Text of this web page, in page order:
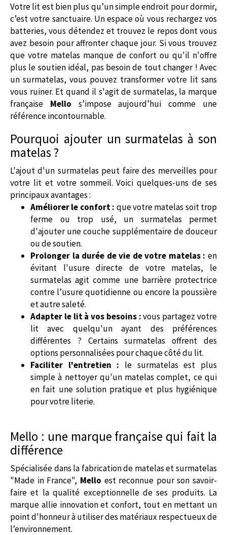
Votre lit est bien plus qu’un simple endroit pour dormir,
c’est votre sanctuaire. Un espace où vous rechargez vos
batteries, vous détendez et trouvez le repos dont vous
avez besoin pour affronter chaque jour. Si vous trouvez
que votre matelas manque de confort ou qu'il n'offre
plus le soutien idéal, pas besoin de tout changer ! Avec
un surmatelas, vous pouvez transformer votre lit sans
vous ruiner. Et quand il s'agit de surmatelas, la marque
française Mello s’impose aujourd’hui comme une
référence incontournable.
Pourquoi ajouter un surmatelas à son
matelas ?
L'ajout d'un surmatelas peut faire des merveilles pour
votre lit et votre sommeil. Voici quelques-uns de ses
principaux avantages :
Améliorer le confort : que votre matelas soit trop
ferme ou trop usé, un surmatelas permet
d'ajouter une couche supplémentaire de douceur
ou de soutien.
Prolonger la durée de vie de votre matelas : en
évitant l'usure directe de votre matelas, le
surmatelas agit comme une barrière protectrice
contre l’usure quotidienne ou encore la poussière
et autre saleté.
Adapter le lit à vos besoins :vous partagez votre
lit avec quelqu'un ayant des préférences
différentes ? Certains surmatelas offrent des
options personnalisées pour chaque côté du lit.
Faciliter l'entretien : le surmatelas est plus
simple à nettoyer qu'un matelas complet, ce qui
en fait une solution pratique et plus hygiénique
pour votre literie.
Mello : une marque française qui fait la
différence
Spécialisée dans la fabrication de matelas et surmatelas
"Made in France", Mello est reconnue pour son savoir-
faire et la qualité exceptionnelle de ses produits. La
marque allie innovation et confort, tout en mettant un
point d'honneur à utiliser des matériaux respectueux de
l’environnement.